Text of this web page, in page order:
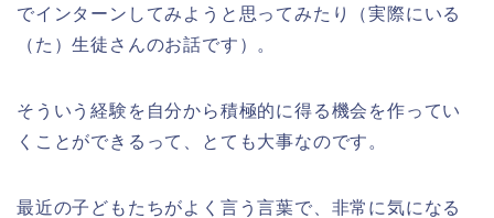
でインターンしてみようと思ってみたり（実際にいる
（た）生徒さんのお話です）。
そういう経験を自分から積極的に得る機会を作ってい
くことができるって、とても大事なのです。
最近の子どもたちがよく言う言葉で、非常に気になる